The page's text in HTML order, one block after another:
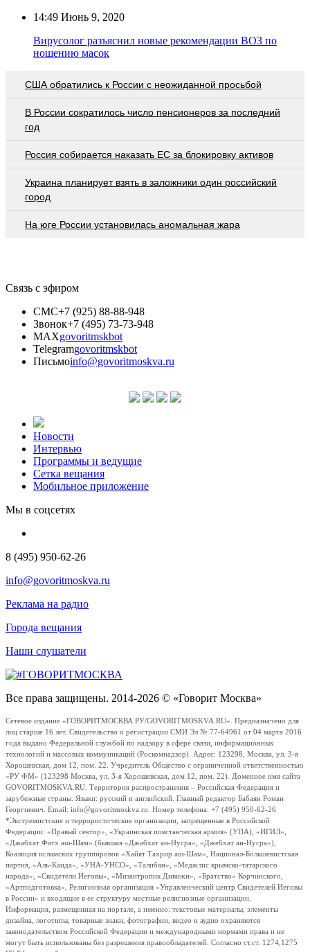
14:49 Июнь 9, 2020
Вирусолог разъяснил новые рекомендации ВОЗ по
ношению масок
США обратились к России с неожиданной просьбой
В России сократилось число пенсионеров за последний
год
Россия собирается наказать EC за блокировку активов
Украина планирует взять в заложники один российский
город
На юге России установилась аномальная жара
Связь с эфиром
СМС+7 (925) 88-88-948
Звонок+7 (495) 73-73-948
MAXgovoritmskbot
Telegramgovoritmskbot
Письмоinfo@govoritmoskva.ru
Новости
Интервью
Программы и ведущие
Сетка вещания
Мобильное приложение
Мы в соцсетях
8 (495) 950-62-26
info@govoritmoskva.ru
Реклама на радио
Города вещания
Наши слушатели
Все права защищены. 2014-2026 © «Говорит Москва»
Сетевое издание «ГОВОРИТМОСКВА.РУ/GOVORITMOSKVA.RU». Предназначено для
лиц старше 16 лет. Свидетельство о регистрации СМИ Эл № 77-64961 от 04 марта 2016
года выдано Федеральной службой по надзору в сфере связи, информационных
технологий и массовых коммуникаций (Роскомнадзор). Адрес: 123298, Москва, ул. 3-я
Хорошевская, дом 12, пом. 22. Учредитель Общество с ограниченной ответственностью
«РУ ФМ» (123298 Москва, ул. 3-я Хорошевская, дом 12, пом. 22). Доменное имя сайта
GOVORITMOSKVA.RU. Территория распространения – Российская Федерация и
зарубежные страны. Языки: русский и английский. Главный редактор Бабаян Роман
Георгиевич. Email: info@govoritmoskva.ru. Номер телефона: +7 (495) 950-62-26
*Экстремистские и террористические организации, запрещенные в Российской
Федерации: «Правый сектор», «Украинская повстанческая армия» (УПА), «ИГИЛ»,
«Джабхат Фатх аш-Шам» (бывшая «Джабхат ан-Нусра», «Джебхат ан-Нусра»),
Коалиция исламских группировок «Хайят Тахрир аш-Шам», Национал-Большевистская
партия, «Аль-Каида», «УНА-УНСО», «Талибан», «Меджлис крымско-татарского
народа», «Свидетели Иеговы», «Мизантропик Дивижн», «Братство» Корчинского,
«Артподготовка», Религиозная организация «Управленческий центр Свидетелей Иеговы
в России» и входящие в ее структуру местные религиозные организации.
Информация, размещенная на портале, а именно: текстовые материалы, элементы
дизайна, логотипы, товарные знаки, фотографии, видео и аудио охраняются
законодательством Российской Федерации и международными нормами права и не
могут быть использованы без разрешения правообладателей. Согласно ст.ст. 1274,1275